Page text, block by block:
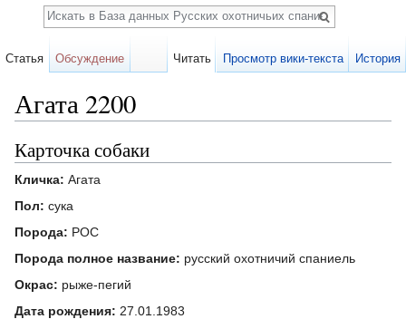
Агата 2200
Карточка собаки
Кличка: Агата
Пол: сука
Порода: РОС
Порода полное название: русский охотничий спаниель
Окрас: рыже-пегий
Дата рождения: 27.01.1983
Статья Обсуждение Читать Просмотр вики-текста История
Поиск